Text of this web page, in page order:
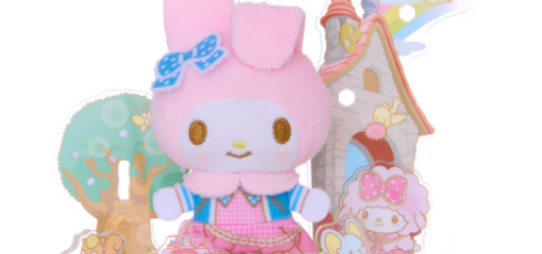
よくあるご質問 ニュース